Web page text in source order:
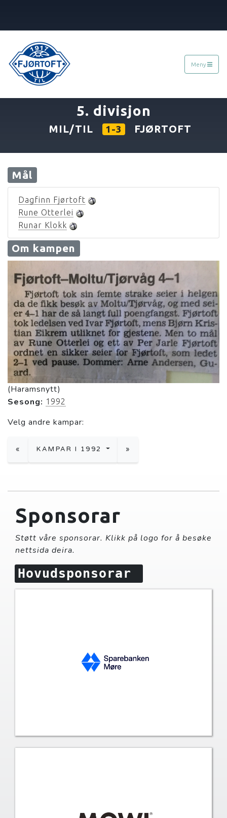
Meny
5. divisjon
MIL/TIL 1-3 FJØRTOFT
Mål
Dagfinn Fjørtoft
Rune Otterlei
Runar Klokk
Om kampen
(Haramsnytt)
Sesong: 1992
Velg andre kampar:
« KAMPAR I 1992 »
Sponsorar
Støtt våre sponsorar. Klikk på logo for å besøke
nettsida deira.
Hovudsponsorar